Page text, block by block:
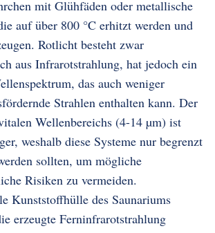
mit Glühfäden oder metallische
auf über 800 °C erhitzt werden und
Rotlicht besteht zwar
aus Infrarotstrahlung, hat jedoch ein
das auch weniger
Strahlen enthalten kann. Der
Wellenbereichs (4-14 µm) ist
weshalb diese Systeme nur begrenzt
sollten, um mögliche
Risiken zu vermeiden.
Kunststoffhülle des Saunariums
erzeugte Ferninfrarotstrahlung